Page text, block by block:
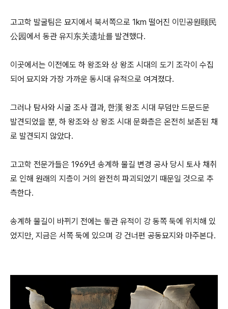
고고학 발굴팀은 묘지에서 북서쪽으로 1km 떨어진 이민공원颐民
公园에서 동관 유지东关遗址를 발견했다.
이곳에서는 이전에도 하 왕조와 상 왕조 시대의 도기 조각이 수집
되어 묘지와 가장 가까운 동시대 유적으로 여겨졌다.
그러나 탐사와 시굴 조사 결과, 한漢 왕조 시대 무덤만 드문드문
발견되었을 뿐, 하 왕조와 상 왕조 시대 문화층은 온전히 보존된 채
로 발견되지 않았다.
고고학 전문가들은 1969년 송계하 물길 변경 공사 당시 토사 채취
로 인해 원래의 지층이 거의 완전히 파괴되었기 때문일 것으로 추
측한다.
송계하 물길이 바뀌기 전에는 돟관 유적이 강 동쪽 둑에 위치해 있
었지만, 지금은 서쪽 둑에 있으며 강 건너편 공동묘지와 마주본다.